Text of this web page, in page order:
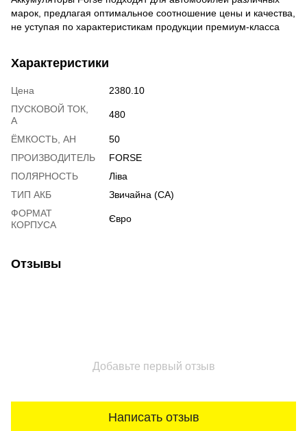
марок, предлагая оптимальное соотношение цены и качества,
не уступая по характеристикам продукции премиум-класса
Характеристики
Цена
2380.10
ПУСКОВОЙ ТОК,
А
480
ЁМКОСТЬ, АH
50
ПРОИЗВОДИТЕЛЬ
FORSE
ПОЛЯРНОСТЬ
Ліва
ТИП АКБ
Звичайна (CA)
ФОРМАТ
КОРПУСА
Євро
Отзывы
Добавьте первый отзыв
Написать отзыв